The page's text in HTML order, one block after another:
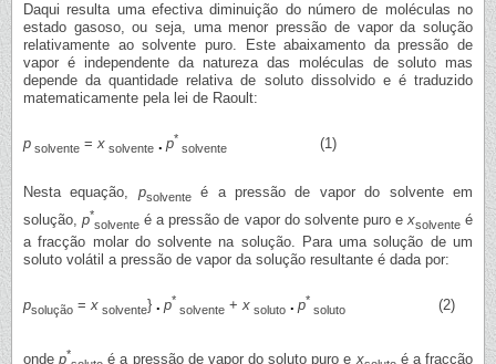
Daqui resulta uma efectiva diminuição do número de moléculas no
estado gasoso, ou seja, uma menor pressão de vapor da solução
relativamente ao solvente puro. Este abaixamento da pressão de
vapor é independente da natureza das moléculas de soluto mas
depende da quantidade relativa de soluto dissolvido e é traduzido
matematicamente pela lei de Raoult:
p solvente =x solvente p*
solvente (1)
Nesta equação, psolventeé a pressão de vapor do solvente em
solução,p*
solvente é a pressão de vapor do solvente puro exsolventeé
a fracção molar do solvente na solução. Para uma solução de um
soluto volátil a pressão de vapor da solução resultante é dada por:
psolução =x solvente} p*
solvente +x soluto p*
soluto (2)
ondep* é a pressão de vapor do soluto puro ex
é a fracção